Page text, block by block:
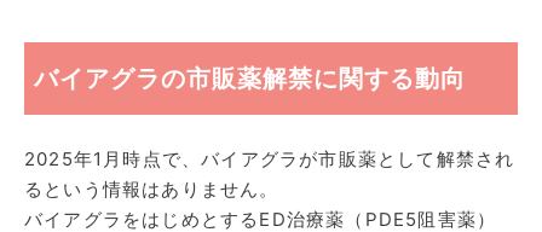
バイアグラの市販薬解禁に関する動向
2025年1月時点で、バイアグラが市販薬として解禁され
るという情報はありません。
バイアグラをはじめとするED治療薬（PDE5阻害薬）